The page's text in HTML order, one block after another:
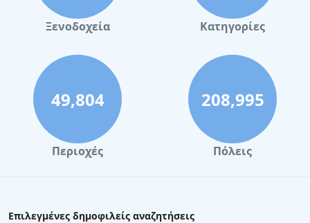
Ξενοδοχεία για οικογενειακές διακοπές στη
Μύκονο
Ξενοδοχεία Κατηγορίες
49,804
Περιοχές
208,995
Πόλεις
Επιλεγμένες δημοφιλείς αναζητήσεις